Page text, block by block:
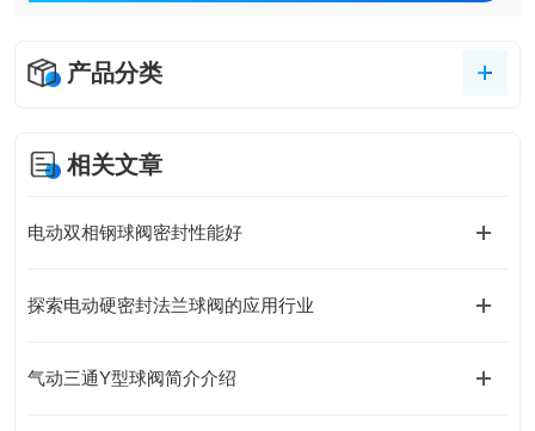
产品分类
相关文章
电动双相钢球阀密封性能好
探索电动硬密封法兰球阀的应用行业
气动三通Y型球阀简介介绍